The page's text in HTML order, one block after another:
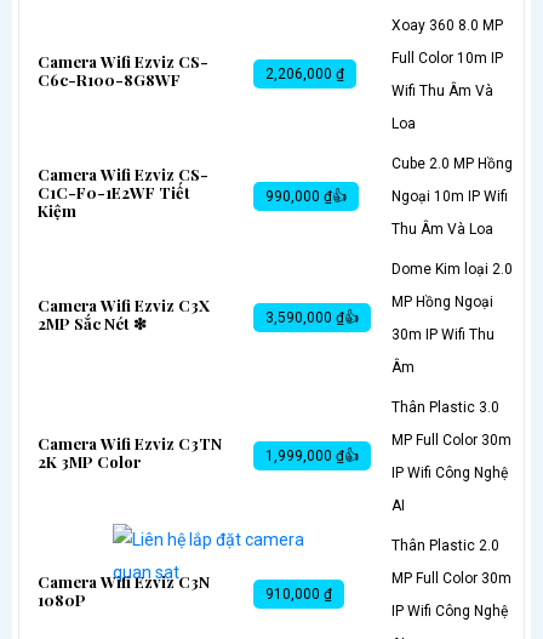
Camera Wifi Ezviz CS-
C6c-R100-8G8WF
2,206,000 ₫
Xoay 360 8.0 MP
Full Color 10m IP
Wifi Thu Âm Và
Loa
Camera Wifi Ezviz CS-
C1C-F0-1E2WF Tiết
Kiệm
990,000 ₫👍
Cube 2.0 MP Hồng
Ngoại 10m IP Wifi
Thu Âm Và Loa
Camera Wifi Ezviz C3X
2MP Sắc Nét ❇
3,590,000 ₫👍
Dome Kim loại 2.0
MP Hồng Ngoại
30m IP Wifi Thu
Âm
Camera Wifi Ezviz C3TN
2K 3MP Color
1,999,000 ₫👍
Thân Plastic 3.0
MP Full Color 30m
IP Wifi Công Nghệ
AI
Camera Wifi Ezviz C3N
1080P
910,000 ₫
Thân Plastic 2.0
MP Full Color 30m
IP Wifi Công Nghệ